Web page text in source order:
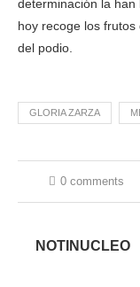
determinación la
hoy recoge los
del podio.
GLORIA ZARZA
0 comments
NOTINUCLEO